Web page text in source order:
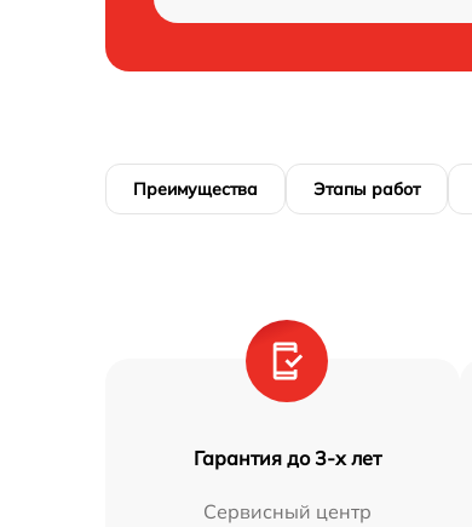
Преимущества Этапы работ
Гарантия до 3-х лет
Сервисный центр